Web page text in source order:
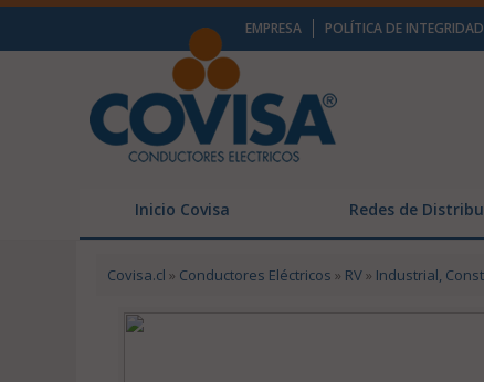
EMPRESA POLÍTICA DE INTEGRIDAD
Inicio Covisa Redes de
Covisa.cl » Conductores Eléctricos » RV» Industrial,